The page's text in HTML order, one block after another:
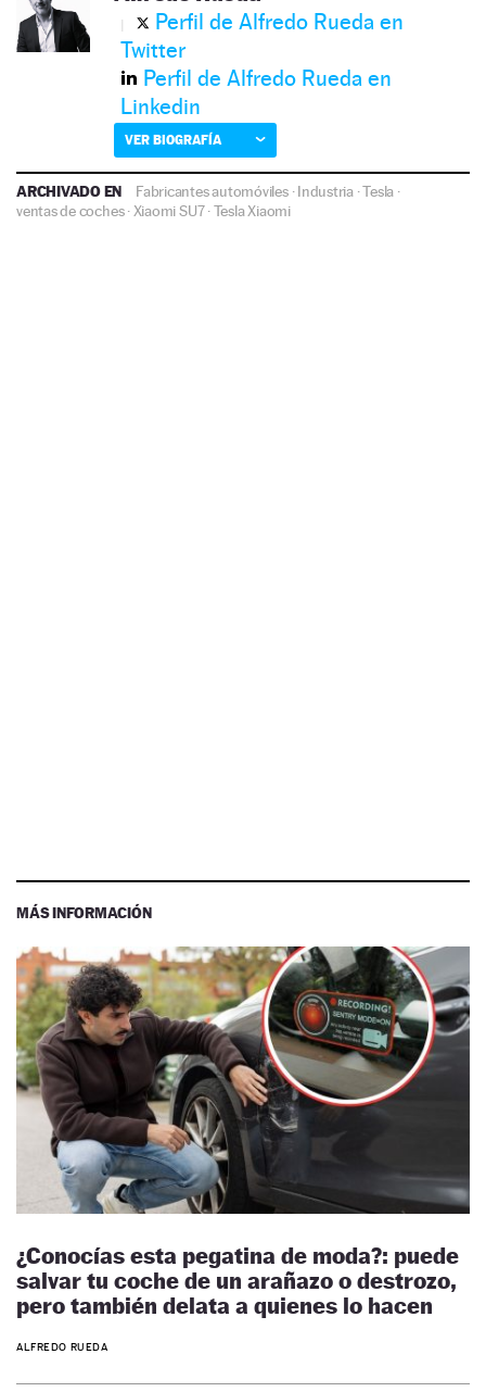
Perfil de Alfredo Rueda en
Twitter
Perfil de Alfredo Rueda en
Linkedin
VER BIOGRAFÍA
ARCHIVADO EN Fabricantes automóviles·Industria·Tesla ·
ventas de coches· Xiaomi SU7·Tesla Xiaomi
MÁS INFORMACIÓN
¿Conocías esta pegatina de moda?: puede
salvar tu coche de un arañazo o destrozo,
pero también delata a quienes lo hacen
ALFREDO RUEDA